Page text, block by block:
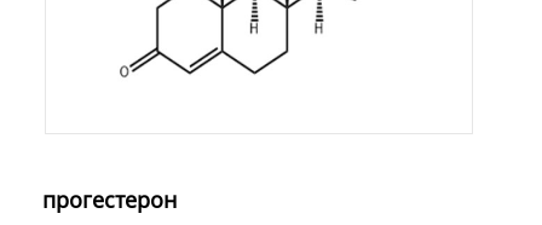
прогестерон